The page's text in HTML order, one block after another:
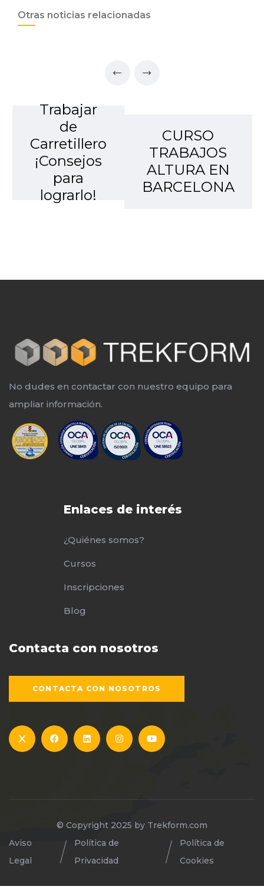
Otras noticias relacionadas
Trabajar
de
Carretillero
¡Consejos
para
lograrlo!
CURSO
TRABAJOS
ALTURA EN
BARCELONA
No dudes en contactar con nuestro equipo para
ampliar información.
Enlaces de interés
¿Quiénes somos?
Cursos
Inscripciones
Blog
Contacta con nosotros
CONTACTA CON NOSOTROS
© Copyright 2025 by Trekform.com
Aviso
Legal
Política de
Privacidad
Política de
Cookies